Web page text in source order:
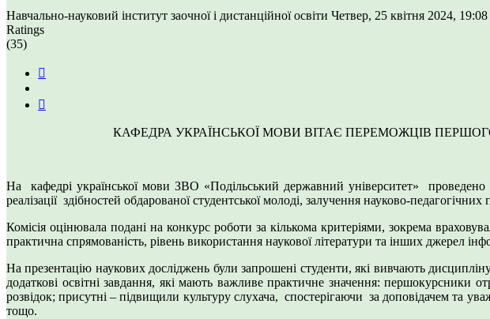
Навчально-науковий інститут заочної і дистанційної освіти Четвер, 25 квітня 2024, 19:08
Ratings
(35)
КАФЕДРА УКРАЇНСЬКОЇ МОВИ ВІТАЄ ПЕРЕМОЖЦІВ
На кафедрі української мови ЗВО «Подільський державний університет»
реалізації здібностей обдарованої студентської молоді, залучення науково-
Комісія оцінювала подані на конкурс роботи за кількома критеріями, зокрема
практична спрямованість, рівень використання наукової літератури та інших джерел
На презентацію наукових досліджень були запрошені студенти, які вивчають
додаткові освітні завдання, які мають важливе практичне значення: першокурсники
розвідок; присутні – підвищили культуру слухача, спостерігаючи за доповідачем та
тощо.